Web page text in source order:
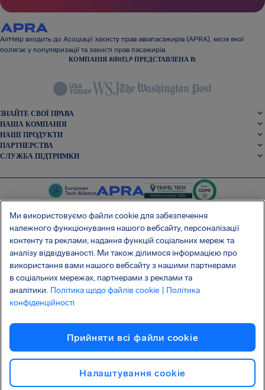
AirHelp входить до Асоціації захисту прав авіапасажирів (APRA), місія якої
полягає у популяризації та захисті прав пасажирів.
КОМПАНІЯ AIRHELP ПРЕДСТАВЛЕНА В:
ЗНАЙТЕ СВОЇ ПРАВА
НАША КОМПАНІЯ
НАШІ ПРОДУКТИ
ПАРТНЕРСТВА
СЛУЖБА ПІДТРИМКИ
SocialFacebook
SocialTwitter
SocialInstagram
SocialLinkedin
ОТРИМАЙТЕ НАШ БЕЗКОШТОВНИЙ ДОДАТОК
Політика конфіденційності
Файли cookie
Атака на ланцюг постачання Shai-Hulud
Авторське право © 2026 AirHelp
Ми використовуємо файли cookie для забезпечення
належного функціонування нашого вебсайту, персоналізації
контенту та реклами, надання функцій соціальних мереж та
аналізу відвідуваності. Ми також ділимося інформацією про
використання вами нашого вебсайту з нашими партнерами
в соціальних мережах, партнерами з реклами та
аналітики. Політика щодо файлів cookie
| Політика
конфіденційності
Прийняти всі файли сookie
Налаштування cookie